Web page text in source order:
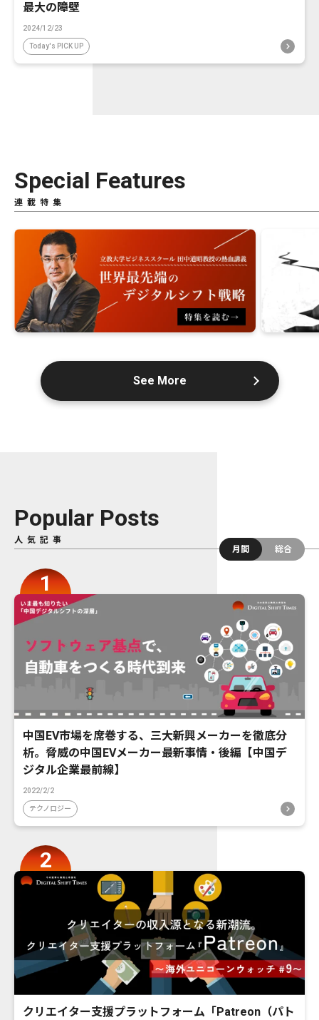
最大の障壁
2024/12/23
Today's PICK UP
Special Features
連載特集
See More
Popular Posts
人気記事
月間
総合
中国EV市場を席巻する、三大新興メーカーを徹底分
析。脅威の中国EVメーカー最新事情・後編【中国デ
ジタル企業最前線】
2022/2/2
テクノロジー
クリエイター支援プラットフォーム「Patreon（パト